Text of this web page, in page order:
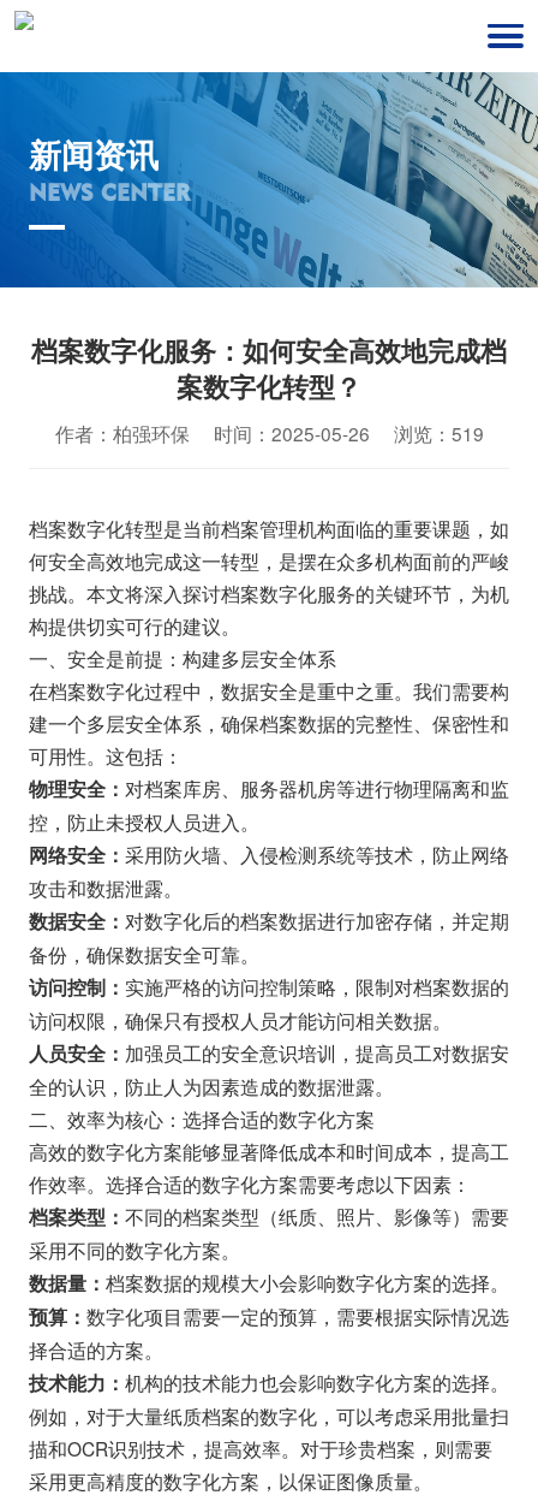
新闻资讯
NEWS CENTER
档案数字化服务：如何安全高效地完成档
案数字化转型？
作者：柏强环保 时间：2025-05-26 浏览：519
档案数字化转型是当前档案管理机构面临的重要课题，如
何安全高效地完成这一转型，是摆在众多机构面前的严峻
挑战。本文将深入探讨档案数字化服务的关键环节，为机
构提供切实可行的建议。
一、安全是前提：构建多层安全体系
在档案数字化过程中，数据安全是重中之重。我们需要构
建一个多层安全体系，确保档案数据的完整性、保密性和
可用性。这包括：
物理安全： 对档案库房、服务器机房等进行物理隔离和监
控，防止未授权人员进入。
网络安全： 采用防火墙、入侵检测系统等技术，防止网络
攻击和数据泄露。
数据安全： 对数字化后的档案数据进行加密存储，并定期
备份，确保数据安全可靠。
访问控制： 实施严格的访问控制策略，限制对档案数据的
访问权限，确保只有授权人员才能访问相关数据。
人员安全： 加强员工的安全意识培训，提高员工对数据安
全的认识，防止人为因素造成的数据泄露。
二、效率为核心：选择合适的数字化方案
高效的数字化方案能够显著降低成本和时间成本，提高工
作效率。选择合适的数字化方案需要考虑以下因素：
档案类型： 不同的档案类型（纸质、照片、影像等）需要
采用不同的数字化方案。
数据量： 档案数据的规模大小会影响数字化方案的选择。
预算： 数字化项目需要一定的预算，需要根据实际情况选
择合适的方案。
技术能力： 机构的技术能力也会影响数字化方案的选择。
例如，对于大量纸质档案的数字化，可以考虑采用批量扫
描和OCR识别技术，提高效率。对于珍贵档案，则需要
采用更高精度的数字化方案，以保证图像质量。